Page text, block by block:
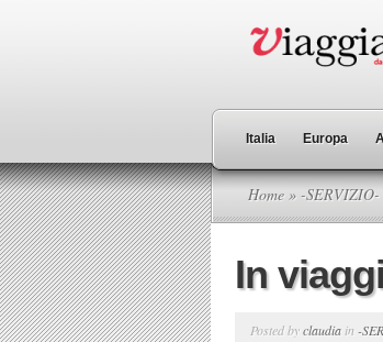
Italia Europa
Home » -SERVIZIO-
In
Posted byclaudia in -